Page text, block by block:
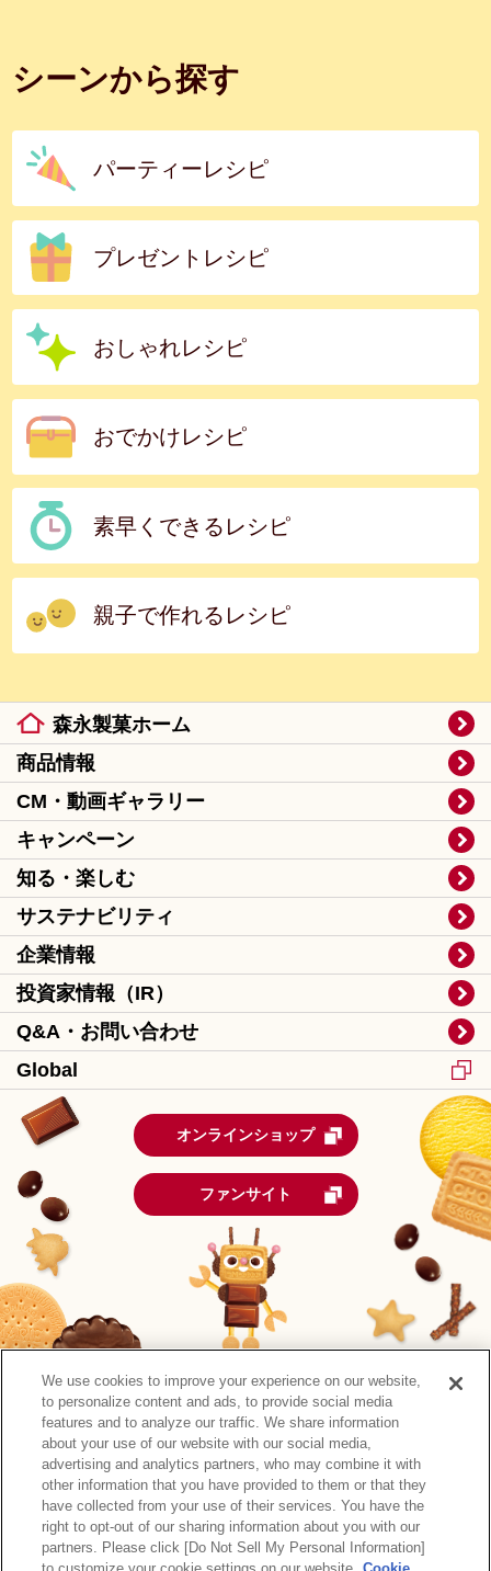
シーンから探す
パーティーレシピ
プレゼントレシピ
おしゃれレシピ
おでかけレシピ
素早くできるレシピ
親子で作れるレシピ
森永製菓ホーム
商品情報
CM・動画ギャラリー
キャンペーン
知る・楽しむ
サステナビリティ
企業情報
投資家情報（IR）
Q&A・お問い合わせ
Global
オンラインショップ
ファンサイト
森永製菓公式アカウント一覧
サイトマップ RSSの配信について
プライバシーポリシー
ウェブアクセシビリティ
ご利用規約 リンク
We use cookies to improve your experience on our website,
to personalize content and ads, to provide social media
features and to analyze our traffic. We share information
about your use of our website with our social media,
advertising and analytics partners, who may combine it with
other information that you have provided to them or that they
have collected from your use of their services. You have the
right to opt-out of our sharing information about you with our
partners. Please click [Do Not Sell My Personal Information]